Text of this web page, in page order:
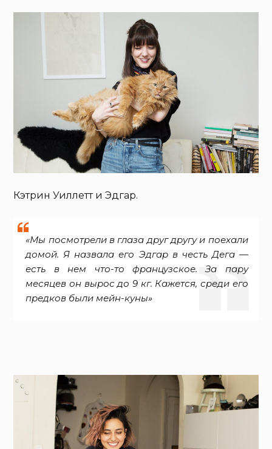
Кэтрин Уиллетт и Эдгар.
«Мы посмотрели в глаза друг другу и поехали
домой. Я назвала его Эдгар в честь Дега —
есть в нем что-то французское. За пару
месяцев он вырос до 9 кг. Кажется, среди его
предков были мейн-куны»